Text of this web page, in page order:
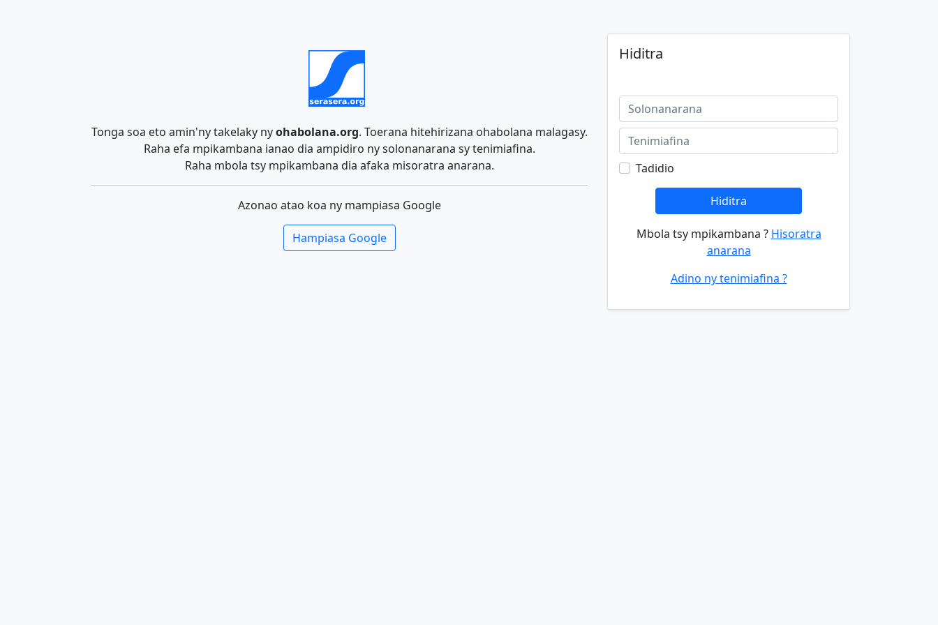
Tonga soa eto amin'ny takelaky nyohabolana.org. Toerana hitehirizana ohabolana malagasy.
Raha efa mpikambana ianao dia ampidiro ny solonanarana sy tenimiafina.
Raha mbola tsy mpikambana dia afaka misoratra anarana.
Azonao atao koa ny mampiasa Google
Hampiasa Google
Hiditra
Tadidio
Hiditra
Mbola tsy mpikambana ? Hisoratra
anarana
Adino ny tenimiafina ?